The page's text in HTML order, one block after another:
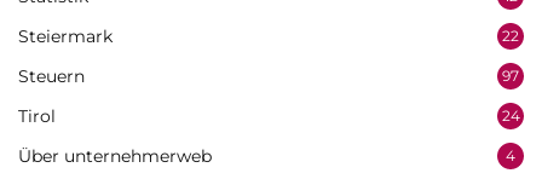
Steiermark 22
Steuern 97
Tirol 24
Über unternehmerweb 4